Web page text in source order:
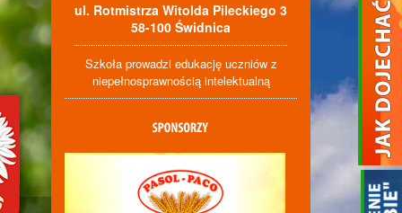
ul. Rotmistrza Witolda Pileckiego 3
58-100 Świdnica
Szkoła prowadzi edukację uczniów z
niepełnosprawnością intelektualną